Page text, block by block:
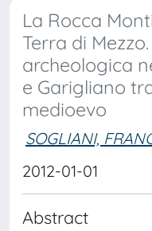
La Rocca
Terra di
archeologica
e Garigliano
medioevo
SOGLIANI,
2012-01-01
Abstract